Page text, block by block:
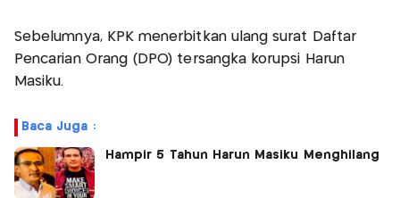
Sebelumnya, KPK menerbitkan ulang surat Daftar
Pencarian Orang (DPO) tersangka korupsi Harun
Masiku.
Baca Juga :
Hampir 5 Tahun Harun Masiku Menghilang